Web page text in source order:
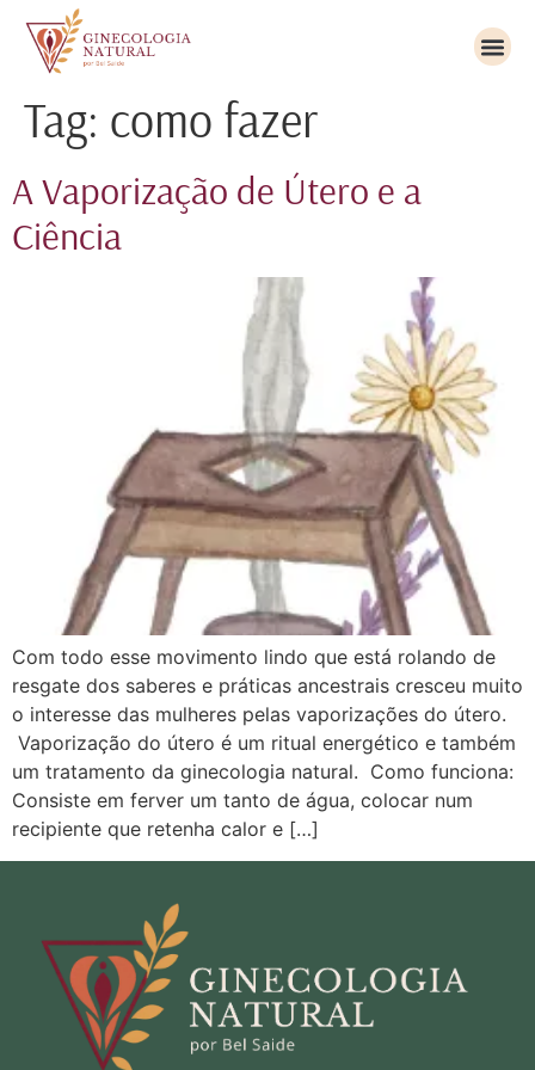
Tag: como fazer
A Vaporização de Útero e a
Ciência
Com todo esse movimento lindo que está rolando de
resgate dos saberes e práticas ancestrais cresceu muito
o interesse das mulheres pelas vaporizações do útero.
Vaporização do útero é um ritual energético e também
um tratamento da ginecologia natural. Como funciona:
Consiste em ferver um tanto de água, colocar num
recipiente que retenha calor e […]